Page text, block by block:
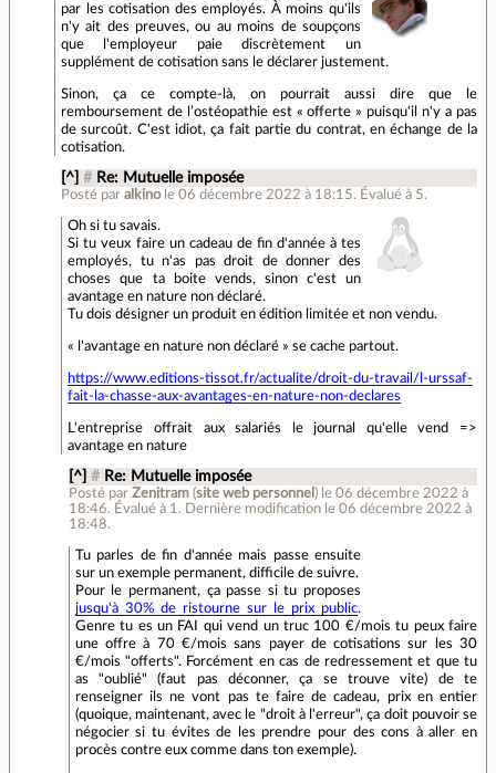
par les cotisation des employés. À moins qu'ils
n'y ait des preuves, ou au moins de soupçons
que l'employeur paie discrètement un
supplément de cotisation sans le déclarer justement.
Sinon, ça ce compte-là, on pourrait aussi dire que le
remboursement de l’ostéopathie est « offerte » puisqu'il n'y a pas
de surcoût. C'est idiot, ça fait partie du contrat, en échange de la
cotisation.
[^] # Re: Mutuelle imposée
Posté paralkino le 06 décembre 2022 à 18:15. Évalué à 5.
Oh si tu savais.
Si tu veux faire un cadeau de fin d'année à tes
employés, tu n'as pas droit de donner des
choses que ta boite vends, sinon c'est un
avantage en nature non déclaré.
Tu dois désigner un produit en édition limitée et non vendu.
« l'avantage en nature non déclaré » se cache partout.
https://www.editions-tissot.fr/actualite/droit-du-travail/l-urssaf-
fait-la-chasse-aux-avantages-en-nature-non-declares
L'entreprise offrait aux salariés le journal qu'elle vend =>
avantage en nature
[^] # Re: Mutuelle imposée
Posté par Zenitram(site web personnel ) le 06 décembre 2022 à
18:46.Évalué à 1.Dernière modification le 06 décembre 2022 à
18:48.
Tu parles de fin d'année mais passe ensuite
sur un exemple permanent, difficile de suivre.
Pour le permanent, ça passe si tu proposes
jusqu'à 30% de ristourne sur le prix public.
Genre tu es un FAI qui vend un truc 100 €/mois tu peux faire
une offre à 70 €/mois sans payer de cotisations sur les 30
€/mois "offerts". Forcément en cas de redressement et que tu
as "oublié" (faut pas déconner, ça se trouve vite) de te
renseigner ils ne vont pas te faire de cadeau, prix en entier
(quoique, maintenant, avec le "droit à l'erreur", ça doit pouvoir se
négocier si tu évites de les prendre pour des cons à aller en
procès contre eux comme dans ton exemple).